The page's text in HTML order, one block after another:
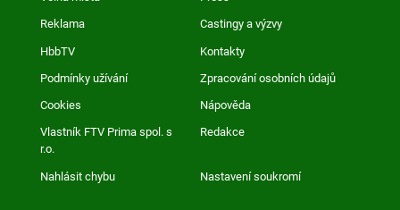
Reklama Castingy a výzvy
HbbTV Kontakty
Podmínky užívání Zpracování osobních údajů
Cookies Nápověda
Vlastník FTV Prima spol. s
r.o.
Redakce
Nahlásit chybu Nastavení soukromí